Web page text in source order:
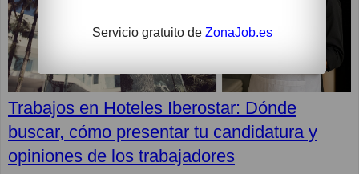
Servicio gratuito de ZonaJob.es
Trabajos en Hoteles Iberostar: Dónde
buscar, cómo presentar tu candidatura y
opiniones de los trabajadores